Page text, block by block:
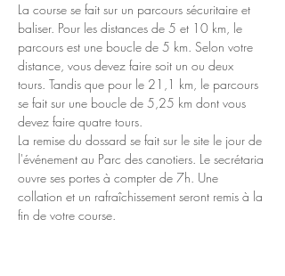
La course se fait sur un parcours sécuritaire et
baliser. Pour les distances de 5 et 10 km, le
parcours est une boucle de 5 km. Selon votre
distance, vous devez faire soit un ou deux
tours. Tandis que pour le 21,1 km, le parcours
se fait sur une boucle de 5,25 km dont vous
devez faire quatre tours.
La remise du dossard se fait sur le site le jour de
l'événement au Parc des canotiers. Le secrétaria
ouvre ses portes à compter de 7h. Une
collation et un rafraîchissement seront remis à la
fin de votre course.